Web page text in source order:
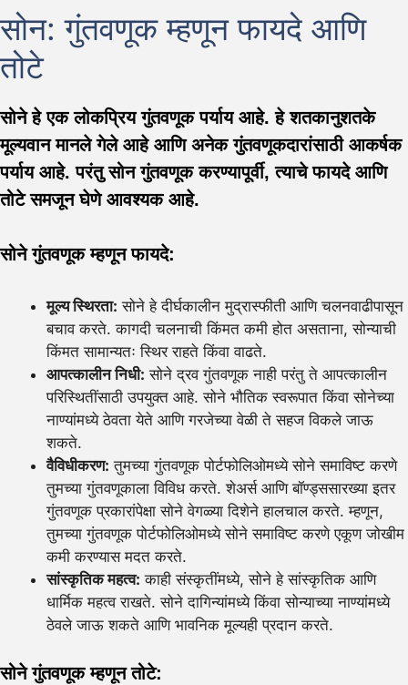
सोन: गुंतवणूक म्हणून फायदे आणि
तोटे
सोने हे एक लोकप्रिय गुंतवणूक पर्याय आहे. हे शतकानुशतके
मूल्यवान मानले गेले आहे आणि अनेक गुंतवणूकदारांसाठी आकर्षक
पर्याय आहे. परंतु सोन गुंतवणूक करण्यापूर्वी, त्याचे फायदे आणि
तोटे समजून घेणे आवश्यक आहे.
सोने गुंतवणूक म्हणून फायदे:
मूल्य स्थिरता: सोने हे दीर्घकालीन मुद्रास्फीती आणि चलनवाढीपासून
बचाव करते. कागदी चलनाची किंमत कमी होत असताना, सोन्याची
किंमत सामान्यतः स्थिर राहते किंवा वाढते.
आपत्कालीन निधी: सोने द्रव गुंतवणूक नाही परंतु ते आपत्कालीन
परिस्थितींसाठी उपयुक्त आहे. सोने भौतिक स्वरूपात किंवा सोनेच्या
नाण्यांमध्ये ठेवता येते आणि गरजेच्या वेळी ते सहज विकले जाऊ
शकते.
वैविधीकरण: तुमच्या गुंतवणूक पोर्टफोलिओमध्ये सोने समाविष्ट करणे
तुमच्या गुंतवणूकाला विविध करते. शेअर्स आणि बॉण्ड्ससारख्या इतर
गुंतवणूक प्रकारांपेक्षा सोने वेगळ्या दिशेने हालचाल करते. म्हणून,
तुमच्या गुंतवणूक पोर्टफोलिओमध्ये सोने समाविष्ट करणे एकूण जोखीम
कमी करण्यास मदत करते.
सांस्कृतिक महत्व: काही संस्कृतींमध्ये, सोने हे सांस्कृतिक आणि
धार्मिक महत्व राखते. सोने दागिन्यांमध्ये किंवा सोन्याच्या नाण्यांमध्ये
ठेवले जाऊ शकते आणि भावनिक मूल्यही प्रदान करते.
सोने गुंतवणूक म्हणून तोटे: